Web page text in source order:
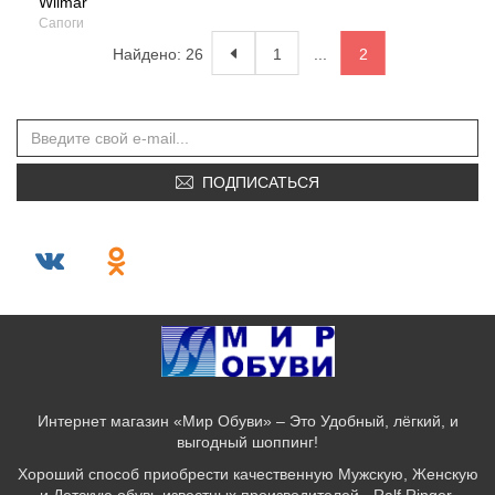
Сапоги
Найдено: 26 1 2
ПОДПИСАТЬСЯ
Интернет магазин «Мир Обуви» – Это Удобный, лёгкий, и
выгодный шоппинг!
Хороший способ приобрести качественную Мужскую, Женскую